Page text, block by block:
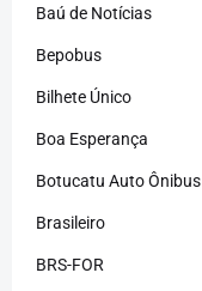
Baú de Notícias
Bepobus
Bilhete Único
Boa Esperança
Botucatu Auto Ônibus
Brasileiro
BRS-FOR